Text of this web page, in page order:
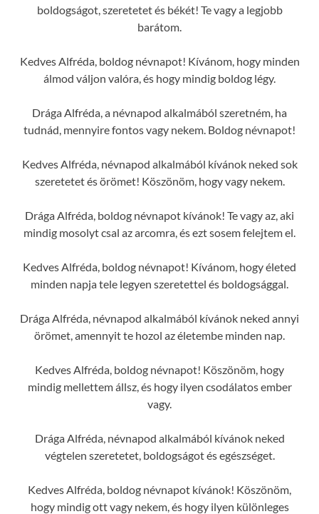
boldogságot, szeretetet és békét! Te vagy a legjobb
barátom.
Kedves Alfréda, boldog névnapot! Kívánom, hogy minden
álmod váljon valóra, és hogy mindig boldog légy.
Drága Alfréda, a névnapod alkalmából szeretném, ha
tudnád, mennyire fontos vagy nekem. Boldog névnapot!
Kedves Alfréda, névnapod alkalmából kívánok neked sok
szeretetet és örömet! Köszönöm, hogy vagy nekem.
Drága Alfréda, boldog névnapot kívánok! Te vagy az, aki
mindig mosolyt csal az arcomra, és ezt sosem felejtem el.
Kedves Alfréda, boldog névnapot! Kívánom, hogy életed
minden napja tele legyen szeretettel és boldogsággal.
Drága Alfréda, névnapod alkalmából kívánok neked annyi
örömet, amennyit te hozol az életembe minden nap.
Kedves Alfréda, boldog névnapot! Köszönöm, hogy
mindig mellettem állsz, és hogy ilyen csodálatos ember
vagy.
Drága Alfréda, névnapod alkalmából kívánok neked
végtelen szeretetet, boldogságot és egészséget.
Kedves Alfréda, boldog névnapot kívánok! Köszönöm,
hogy mindig ott vagy nekem, és hogy ilyen különleges